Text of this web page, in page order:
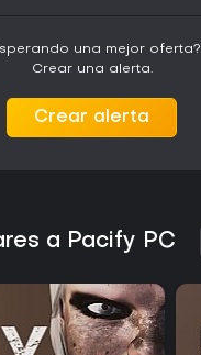
una mejor oferta?
Crear una alerta.
Crear alerta
a Pacify PC